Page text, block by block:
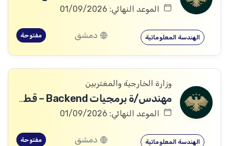
الموعد النهائي: 01/09/2026
الهندسة المعلوماتية دمشق مفتوحة
وزارة الخارجية والمغتربين
مهندس/ة برمجيات Backend – قطاع التحول الرقمي
الموعد النهائي: 01/09/2026
الهندسة المعلوماتية دمشق مفتوحة